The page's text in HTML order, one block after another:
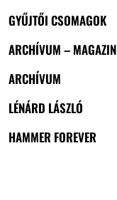
GYŰJTŐI CSOMAGOK
ARCHÍVUM – MAGAZIN
ARCHÍVUM
LÉNÁRD LÁSZLÓ
HAMMER FOREVER